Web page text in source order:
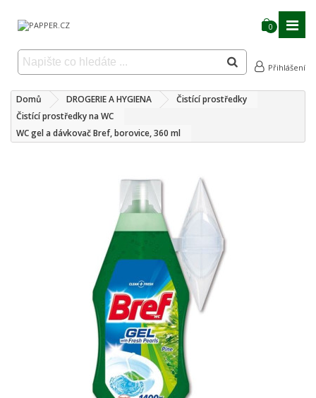
0
Přihlášení
Domů DROGERIE A HYGIENA
Čistící prostředky
Čistící prostředky na WC
WC gel a dávkovač Bref, borovice, 360 ml